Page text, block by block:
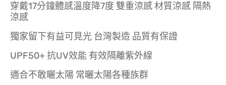
穿戴17分鐘體感溫度降7度 雙重涼感 材質涼感 隔熱
涼感
獨家留下有益可見光 台灣製造 品質有保證
UPF50+ 抗UV效能 有效隔離紫外線
適合不敢曬太陽 常曬太陽各種族群